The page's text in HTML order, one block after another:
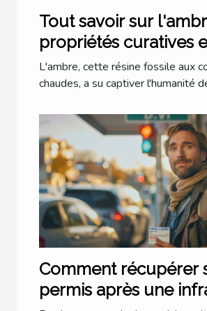
Tout savoir sur
propriétés curatives
lithothérapie
L'ambre, cette résine fossile aux
chaudes, a su captiver l'humanité
Comment récupérer
permis après une